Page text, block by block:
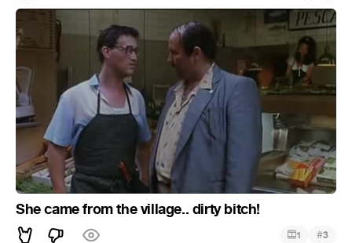
She came from the village.. dirty bitch!
1 #3